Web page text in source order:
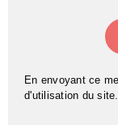
En envoyant ce
d'utilisation du site.